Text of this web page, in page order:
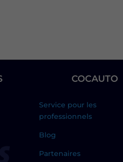
COCAUTO
Service pour les
professionnels
Blog
Partenaires